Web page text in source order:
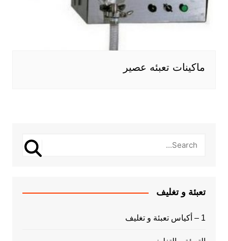
ماكينات تعبئه عصير
تعبئة و تغليف
1 – أكياس تعبئة و تغليف